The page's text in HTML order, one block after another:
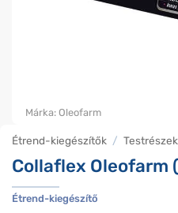
Étrend-kiegészítők / Testrészek
Collaflex Oleofarm
Étrend-kiegészítő
Márka: Oleofarm